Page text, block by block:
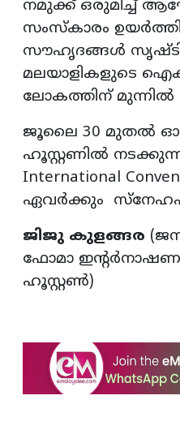
നമുക്ക് ഒരുമിച്ച്
സംസ്കാരം
സൗഹൃദങ്ങൾ
മലയാളികളുടെ
ലോകത്തിന് മുന്നിൽ
ജൂലൈ 30 മുതൽ
ഹൂസ്റ്റണിൽ നടക്കുന്ന
International
ഏവർക്കും
ജിജു കുളങ്ങര
ഫോമാ
ഹൂസ്റ്റൺ)